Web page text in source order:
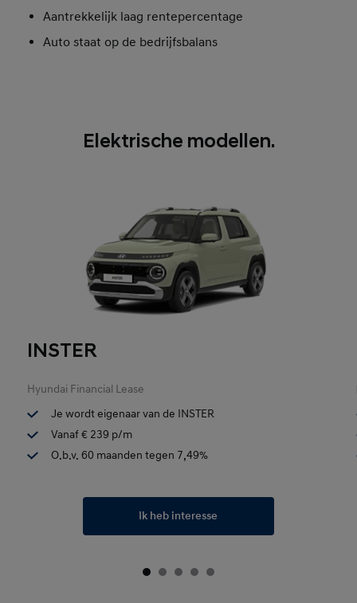
Aantrekkelijk laag rentepercentage
Auto staat op de bedrijfsbalans
Elektrische modellen.
INSTER
Hyundai Financial Lease
Je wordt eigenaar van de INSTER
Vanaf € 239 p/m
O.b.v. 60 maanden tegen 7,49%
Ik heb interesse